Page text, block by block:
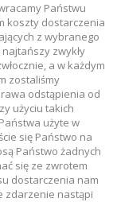
Państwu
koszty dostarczenia
z wybranego
zwykły
a w każdym
zostaliśmy
odstąpienia od
użyciu takich
użyte w
się Państwo na
Państwo żadnych
się ze zwrotem
dostarczenia nam
zdarzenie nastąpi